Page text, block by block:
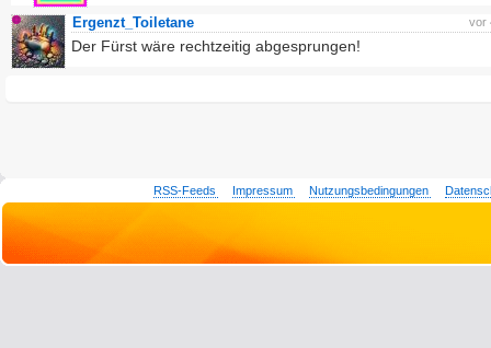
vor
Ergenzt_Toiletane
Der Fürst wäre rechtzeitig abgesprungen!
RSS-Feeds Impressum Nutzungsbedingungen